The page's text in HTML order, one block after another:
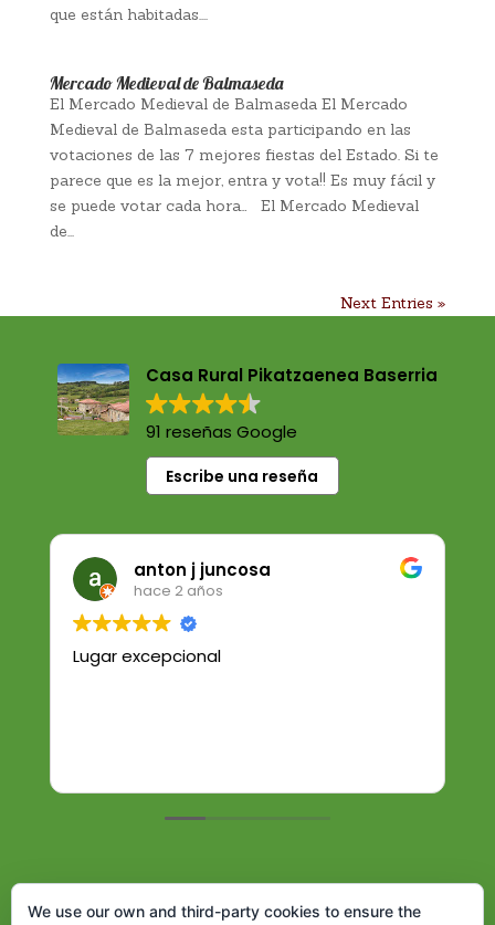
que están habitadas....
Mercado Medieval de Balmaseda
El Mercado Medieval de Balmaseda El Mercado
Medieval de ‪‎Balmaseda‬ esta participando en las
votaciones de las 7 mejores fiestas del Estado. Si te
parece que es la mejor, entra y vota!! Es muy fácil y
se puede votar cada hora… El Mercado Medieval
de...
Next Entries »
Casa Rural Pikatzaenea Baserria
91 reseñas Google
Escribe una reseña
anton j juncosa
hace 2 años
Lugar excepcional
We use our own and third-party cookies to ensure the